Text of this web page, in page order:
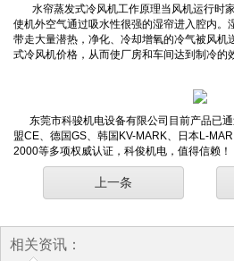
水帘蒸发式冷风机工作原理当风机运行时家
使机外空气通过吸水性很强的湿帘进入腔内。
带走大量潜热，净化、冷却增氧的冷气被风机
式冷风机价格，从而使厂房和车间达到制冷的
东莞市科骏机电设备有限公司目前产品已
盟CE、德国GS、韩国KV-MARK、日本L-
2000等多项权威认证，科俊机电，值得信赖！
上一条
相关资讯：